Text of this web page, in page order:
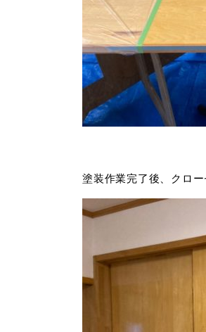
塗装作業完了後、クロ